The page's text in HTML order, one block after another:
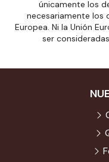
únicamente los
necesariamente los
Europea. Ni la Unión
ser